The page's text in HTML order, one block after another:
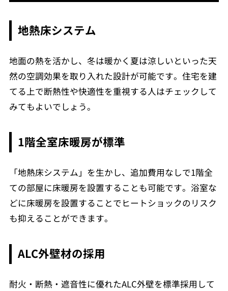
地熱床システム
地面の熱を活かし、冬は暖かく夏は涼しいといった天
然の空調効果を取り入れた設計が可能です。住宅を建
てる上で断熱性や快適性を重視する人はチェックして
みてもよいでしょう。
1階全室床暖房が標準
「地熱床システム」を生かし、追加費用なしで1階全
ての部屋に床暖房を設置することも可能です。浴室な
どに床暖房を設置することでヒートショックのリスク
も抑えることができます。
ALC外壁材の採用
耐火・断熱・遮音性に優れたALC外壁を標準採用して